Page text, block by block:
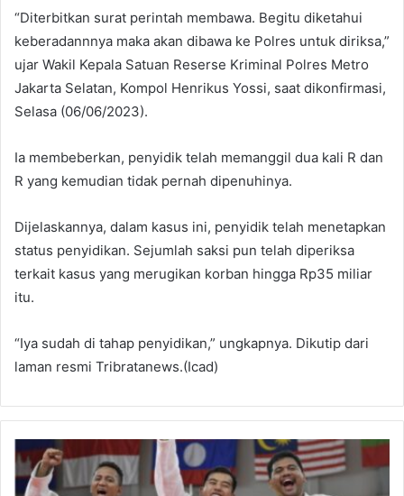
“Diterbitkan surat perintah membawa. Begitu diketahui
keberadannnya maka akan dibawa ke Polres untuk diriksa,”
ujar Wakil Kepala Satuan Reserse Kriminal Polres Metro
Jakarta Selatan, Kompol Henrikus Yossi, saat dikonfirmasi,
Selasa (06/06/2023).
Ia membeberkan, penyidik telah memanggil dua kali R dan
R yang kemudian tidak pernah dipenuhinya.
Dijelaskannya, dalam kasus ini, penyidik telah menetapkan
status penyidikan. Sejumlah saksi pun telah diperiksa
terkait kasus yang merugikan korban hingga Rp35 miliar
itu.
“Iya sudah di tahap penyidikan,” ungkapnya. Dikutip dari
laman resmi Tribratanews.(Icad)